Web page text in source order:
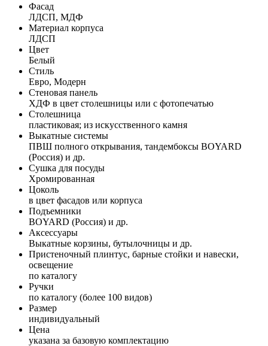
Фасад
ЛДСП, МДФ
Материал корпуса
ЛДСП
Цвет
Белый
Стиль
Евро, Модерн
Стеновая панель
ХДФ в цвет столешницы или с фотопечатью
Столешница
пластиковая; из искусственного камня
Выкатные системы
ПВШ полного открывания, тандембоксы BOYARD
(Россия) и др.
Сушка для посуды
Хромированная
Цоколь
в цвет фасадов или корпуса
Подъемники
BOYARD (Россия) и др.
Аксессуары
Выкатные корзины, бутылочницы и др.
Пристеночный плинтус, барные стойки и навески,
освещение
по каталогу
Ручки
по каталогу (более 100 видов)
Размер
индивидуальный
Цена
указана за базовую комплектацию